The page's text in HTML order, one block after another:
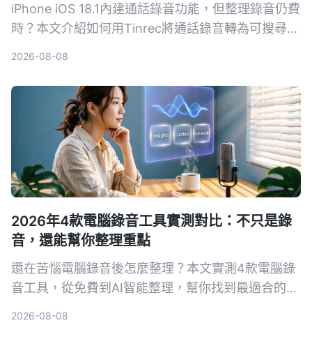
iPhone iOS 18.1內建通話錄音功能，但整理錄音仍費
時？本文介紹如何用Tinrec將通話錄音轉為可搜尋的
2026-08-08
2026年4款電腦錄音工具實測對比：不只是錄
音，還能幫你整理重點
還在苦惱電腦錄音後怎麼整理？本文實測4款電腦錄
音工具，從免費到AI智能整理，幫你找到最適合的方
2026-08-08